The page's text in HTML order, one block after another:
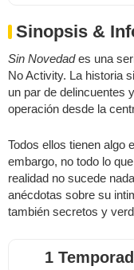
Sinopsis &
Sin Novedades una
No Activity. La historia
un par de delincuentes
operación desde la
Todos ellos tienen algo
embargo, no todo lo
realidad no sucede
anécdotas sobre su
también secretos y
1